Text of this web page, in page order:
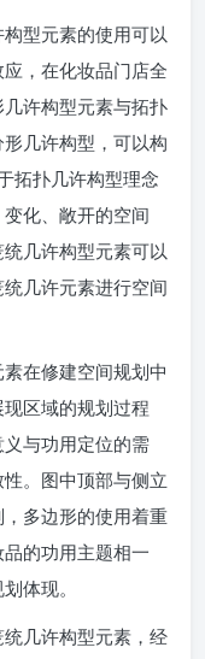
型元素的使用可以
，在化妆品门店全
许构型元素与拓扑
几许构型，可以构
拓扑几许构型理念
化、敞开的空间
几许构型元素可以
几许元素进行空间
在修建空间规划中
区域的规划过程
与功用定位的需
。图中顶部与侧立
多边形的使用着重
的功用主题相一
体现。
几许构型元素，经